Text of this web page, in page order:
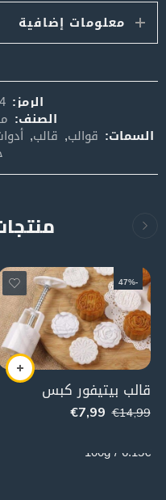
معلومات إضافية
الرمز:
الصنف:
السمات: قوالب, قالب,
-47%
قالب بيتيفور كبس
€14,99
€7,99
6.15€ / 100g